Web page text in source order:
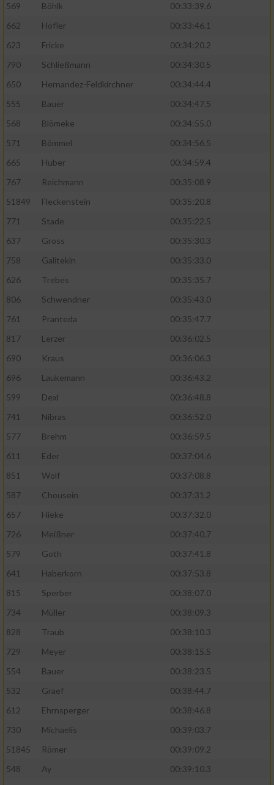
569
Böhlk
00:33:39.6
662
Höfler
00:33:46.1
623
Fricke
00:34:20.2
790
Schließmann
00:34:30.5
650
Hernandez-Feldkirchner
00:34:44.4
555
Bauer
00:34:47.5
568
Blömeke
00:34:55.0
571
Bömmel
00:34:56.5
665
Huber
00:34:59.4
767
Reichmann
00:35:08.9
51849
Fleckenstein
00:35:20.8
771
Stade
00:35:22.5
637
Gross
00:35:30.3
758
Galitekin
00:35:33.0
626
Trebes
00:35:35.7
806
Schwendner
00:35:43.0
761
Pranteda
00:35:47.7
817
Lerzer
00:36:02.5
690
Kraus
00:36:06.3
696
Laukemann
00:36:43.2
599
Dexl
00:36:48.8
741
Nibras
00:36:52.0
577
Brehm
00:36:59.5
611
Eder
00:37:04.6
851
Wolf
00:37:08.8
587
Chousein
00:37:31.2
657
Hieke
00:37:32.0
726
Meißner
00:37:40.7
579
Goth
00:37:41.8
641
Haberkorn
00:37:53.8
815
Sperber
00:38:07.0
734
Müller
00:38:09.3
828
Traub
00:38:10.3
729
Meyer
00:38:15.5
554
Bauer
00:38:23.5
532
Graef
00:38:44.7
612
Ehrnsperger
00:38:46.8
730
Michaelis
00:39:03.7
51845
Römer
00:39:09.2
548
Ay
00:39:10.3